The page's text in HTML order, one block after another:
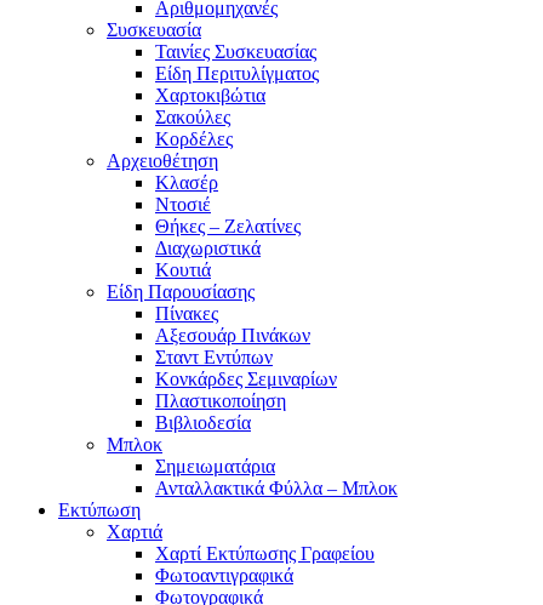
Αριθμομηχανές
Συσκευασία
Ταινίες Συσκευασίας
Είδη Περιτυλίγματος
Χαρτοκιβώτια
Σακούλες
Κορδέλες
Αρχειοθέτηση
Κλασέρ
Ντοσιέ
Θήκες – Ζελατίνες
Διαχωριστικά
Κουτιά
Είδη Παρουσίασης
Πίνακες
Αξεσουάρ Πινάκων
Σταντ Εντύπων
Κονκάρδες Σεμιναρίων
Πλαστικοποίηση
Βιβλιοδεσία
Μπλοκ
Σημειωματάρια
Ανταλλακτικά Φύλλα – Μπλοκ
Εκτύπωση
Χαρτιά
Χαρτί Εκτύπωσης Γραφείου
Φωτοαντιγραφικά
Φωτογραφικά